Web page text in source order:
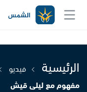
الرئيسية فيديو
مفهوم مع ليلى قيش